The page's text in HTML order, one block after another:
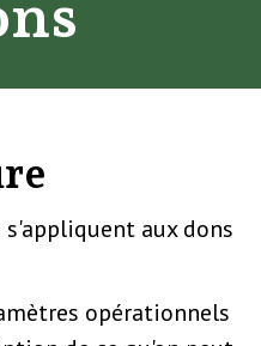
aux dons
opérationnels